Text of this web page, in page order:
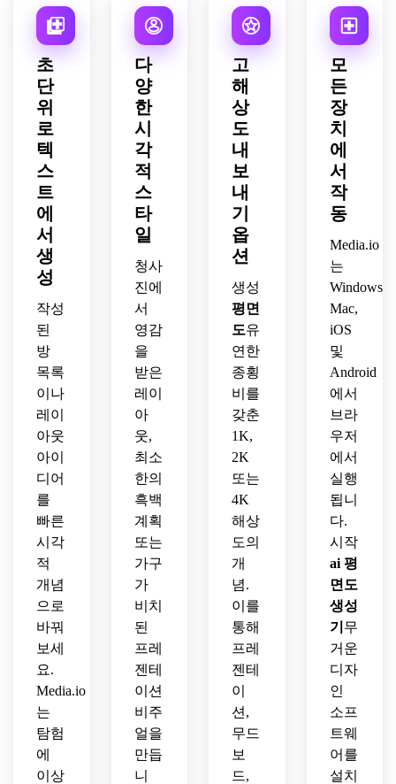
이 붙
방,
간단
한 가
구 기
호,
검은
색,
흰색,
회색
톤,
기술
적 명
확성,
한 전
문적
인 제
안 마
감을
사용
하세
요.
적인
콘,
정리
된 구
역 지
정,
파란
색과
회색
기업
팔레
트,
읽을
수 있
는 하
향식
및 세
련된
상업
계획
프레
젠테
이션
을 사
용하
세요.
초
단
위
로
텍
스
트
에
서
생
성
작성
된
방
목록
이나
레이
아웃
아이
디어
를
빠른
시각
적
개념
으로
바꿔
보세
요.
Media.io
는
탐험
에
이상
다
양
한
시
각
적
스
타
일
청사
진에
서
영감
을
받은
레이
아
웃,
최소
한의
흑백
계획
또는
가구
가
비치
된
프레
젠테
이션
비주
얼을
만듭
니
고
해
상
도
내
보
내
기
옵
션
생성
평면
도유
연한
종횡
비를
갖춘
1K,
2K
또는
4K
해상
도의
개
념.
이를
통해
프레
젠테
이
션,
무드
보
드,
모
든
장
치
에
서
작
동
Media.io
는
Windows,
Mac,
iOS
및
Android
에서
브라
우저
에서
실행
됩니
다.
시작
ai 평
면도
생성
기 무
거운
디자
인
소프
트웨
어를
설치